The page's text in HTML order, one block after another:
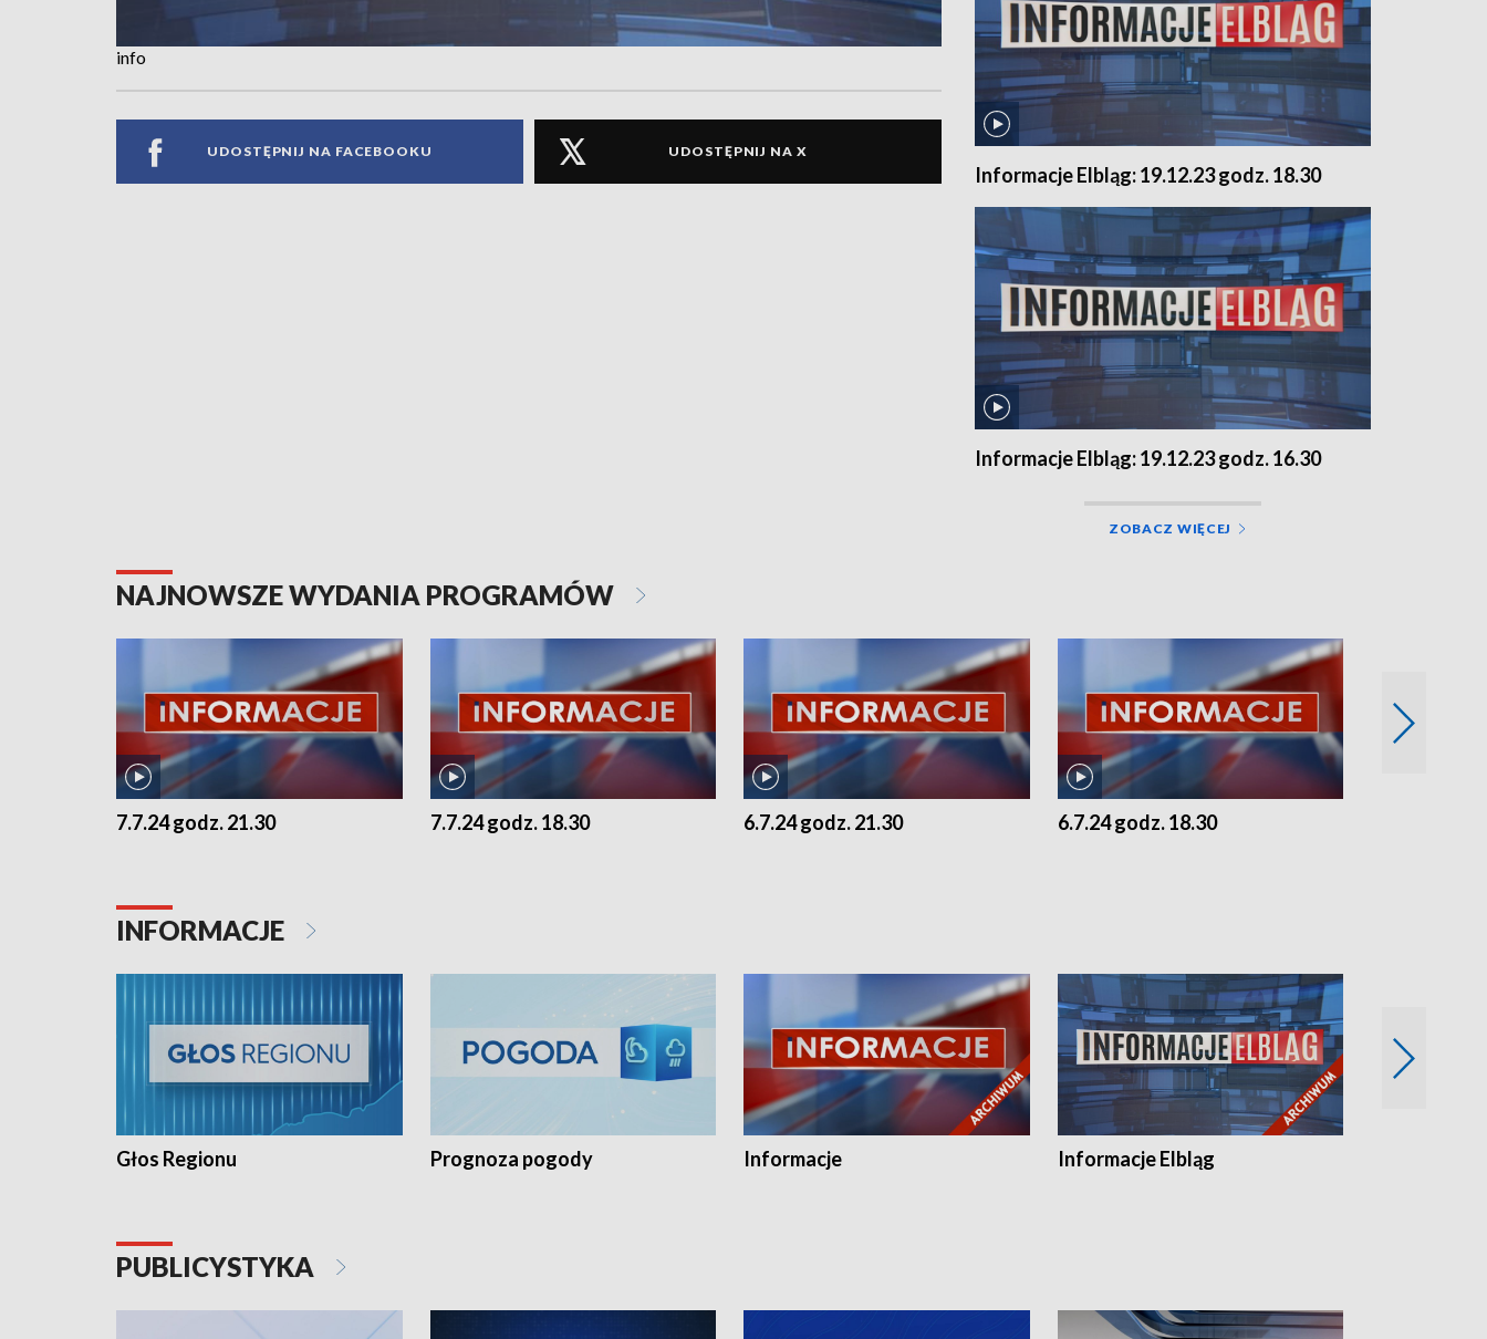
info
UDOSTĘPNIJ NA FACEBOOKU UDOSTĘPNIJ NA X
Informacje Elbląg: 19.12.23 godz. 18.30
Informacje Elbląg: 19.12.23 godz. 16.30
ZOBACZ WIĘCEJ
NAJNOWSZE WYDANIA PROGRAMÓW
7.7.24 godz. 21.30 7.7.24 godz. 18.30 6.7.24 godz. 21.30 6.7.24 godz. 18.30
INFORMACJE
Głos Regionu Prognoza pogody Informacje Informacje Elbląg
PUBLICYSTYKA